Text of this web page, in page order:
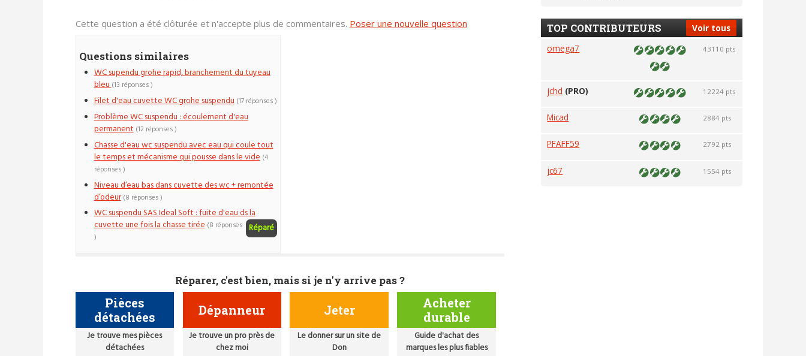
Cette question a été clôturée et n'accepte plus de commentaires. Poser une nouvelle question
Questions similaires
WC supendu grohe rapid, branchement du tuyeau
bleu(13 réponses )
Filet d'eau cuvette WC grohe suspendu (17 réponses )
Problème WC suspendu : écoulement d'eau
permanent (12 réponses )
Chasse d'eau wc suspendu avec eau qui coule tout
le temps et mécanisme qui pousse dans le vide (4
réponses )
Niveau d’eau bas dans cuvette des wc + remontée
d’odeur (8 réponses )
WC suspendu SAS Ideal Soft : fuite d'eau ds la
cuvette une fois la chasse tirée
Réparé
(8 réponses
)
Réparer, c'est bien, mais si je n'y arrive pas ?
Pièces
détachées
Je trouve mes pièces
détachées
Dépanneur
Je trouve un pro près de
chez moi
Jeter
Le donner sur un site de
Don
Acheter
durable
Guide d'achat des
marques les plus fiables
Voir tous
TOP CONTRIBUTEURS
omega7 43110 pts
jchd (PRO) 12224 pts
Micad 2884 pts
PFAFF59 2792 pts
jc67 1554 pts